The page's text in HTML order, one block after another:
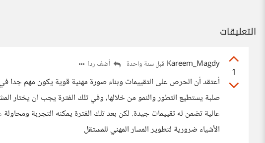
التعليقات
1
Kareem_Magdy قبل سنة واحدة أضف ردا
أعتقد أن الحرص على التقييمات وبناء صورة مهنية قوية يكون مهم جدا
صلبة يستطيع التطور والنمو من خلالها، وفي تلك الفترة يجب ان يختار
عالية تضمن له تقييمات جيدة. لكن بعد تلك الفترة يمكنه التجربة
الأشياء ضرورية لتطوير المسار المهني للمستقل